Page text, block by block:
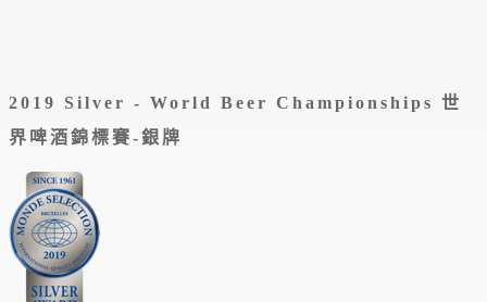
2019 Silver - World Beer Championships 世
界啤酒錦標賽-銀牌